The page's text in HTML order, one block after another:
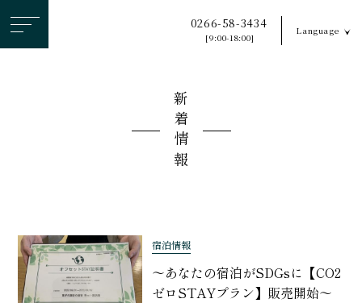
0266-58-3434
[9:00-18:00]
Language
新着情報
宿泊情報
〜あなたの宿泊がSDGsに【CO2
ゼロSTAYプラン】販売開始〜